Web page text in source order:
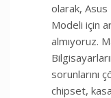
olarak,
Modeli için
almıyoruz.
sorunlarını
chipset,